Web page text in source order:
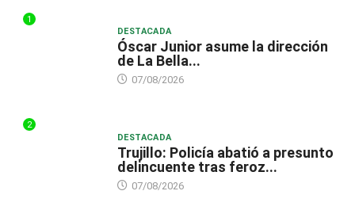
1
DESTACADA
Óscar Junior asume la dirección
de La Bella...
07/08/2026
2
DESTACADA
Trujillo: Policía abatió a presunto
delincuente tras feroz...
07/08/2026